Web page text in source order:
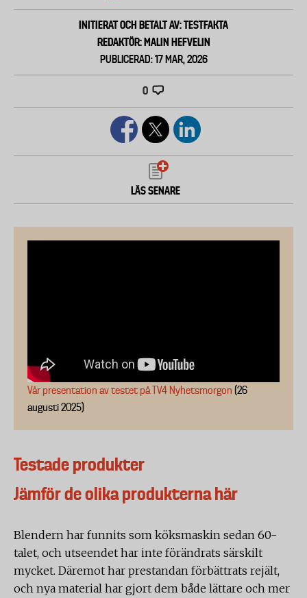
INITIERAT OCH BETALT AV: TESTFAKTA
REDAKTÖR: MALIN HEFVELIN
PUBLICERAD: 17 MAR, 2026
0
LÄS SENARE
Vår presentation av testet på TV4 Nyhetsmorgon (26
augusti 2025)
Testade produkter
Jämför de olika produkterna här
Blendern har funnits som köksmaskin sedan 60-
talet, och utseendet har inte förändrats särskilt
mycket. Däremot har prestandan förbättrats rejält,
och nya material har gjort dem både lättare och mer